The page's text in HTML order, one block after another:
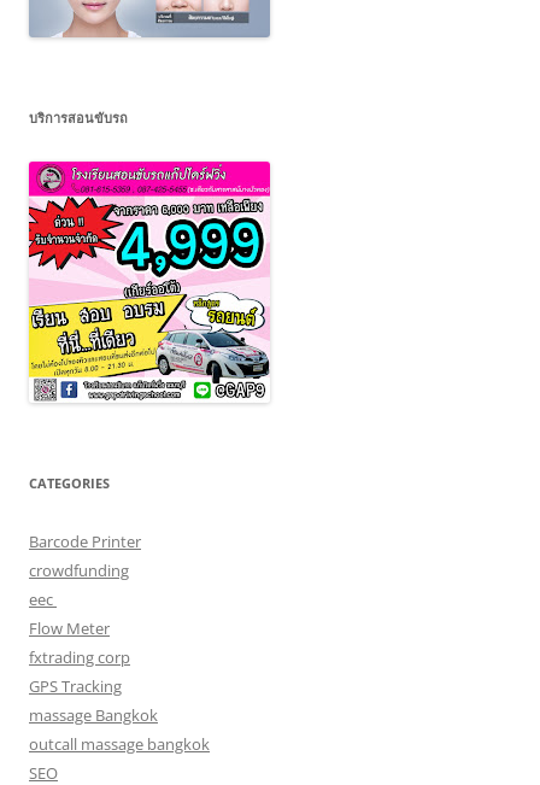
บริการสอนขับรถ
CATEGORIES
Barcode Printer
crowdfunding
eec
Flow Meter
fxtrading corp
GPS Tracking
massage Bangkok
outcall massage bangkok
SEO